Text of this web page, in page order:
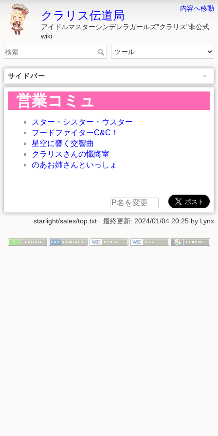
内容へ移動
クラリス伝道局
アイドルマスターシンデレラガールズ"クラリス"非公式
wiki
サイドバー
営業コミュ
スター・シスター・ウスター
フードファイターC&C！
星空に響く交響曲
クラリスさんの懺悔室
のあお姉さんといっしょ
starlight/sales/top.txt · 最終更新: 2024/01/04 20:25 by Lynx